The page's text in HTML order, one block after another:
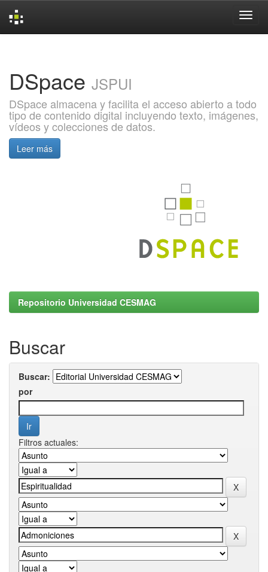
DSpace JSPUI
DSpace almacena y facilita el acceso abierto a todo
tipo de contenido digital incluyendo texto, imágenes,
vídeos y colecciones de datos.
Leer más
Repositorio Universidad CESMAG
Buscar
Buscar:
por
Filtros actuales: